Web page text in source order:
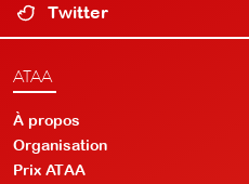
Twitter
ATAA
À propos
Organisation
Prix ATAA